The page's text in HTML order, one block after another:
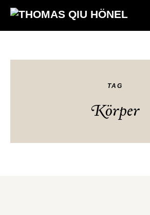
TAG
Körper